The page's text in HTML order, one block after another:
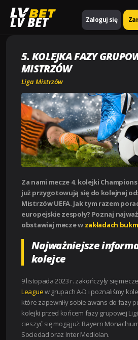
LV BET Zaloguj się
Strona główna Liga Mistrzów 5. kolejka
5. KOLEJKA FAZY
MISTRZÓW
Liga Mistrzów
Za nami mecze 4. kolejki
już przygotowują się do kolejnej
Mistrzów UEFA. Jak tym razem
europejskie zespoły? Poznaj
obstawiaj mecze w zakładach
Najważniejsze
kolejce
9 listopada 2023 r. zakończyły się
Leaguew grupach A-D i poznaliśmy
które zapewniły sobie awans do fazy
kolejki przed końcem fazy grupowej
cieszyć się mogą już: Bayern
Sociedad oraz Inter Mediolan.